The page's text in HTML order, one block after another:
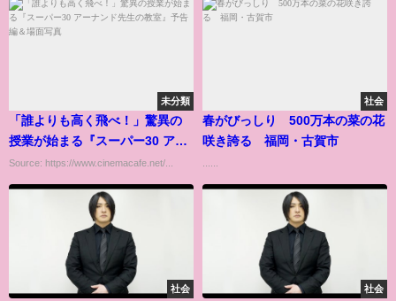
未分類
「誰よりも高く飛べ！」驚異の
授業が始まる『スーパー30 アー
ナンド先生の教室』予告編＆場
面写真
Source: https://www.cinemacafe.net/...
社会
春がびっしり 500万本の菜の花
咲き誇る 福岡・古賀市
社会 社会